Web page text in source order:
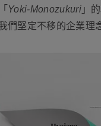
Yoki-Monozukuri」
堅定不移的企業理